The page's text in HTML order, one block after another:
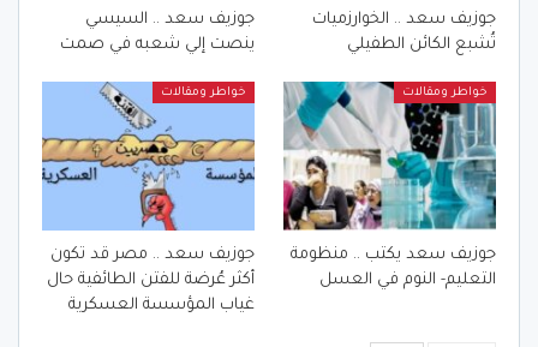
جوزيف سعد .. الخوارزميات
تُشبع الكائن الطفيلي
جوزيف سعد .. السيسي
ينصت إلي شعبه في صمت
خواطر ومقالات
جوزيف سعد يكتب .. منظومة
التعليم- النوم في العسل
خواطر ومقالات
جوزيف سعد .. مصر قد تكون
أكثر عُرضة للفتن الطائفية حال
غياب المؤسسة العسكرية